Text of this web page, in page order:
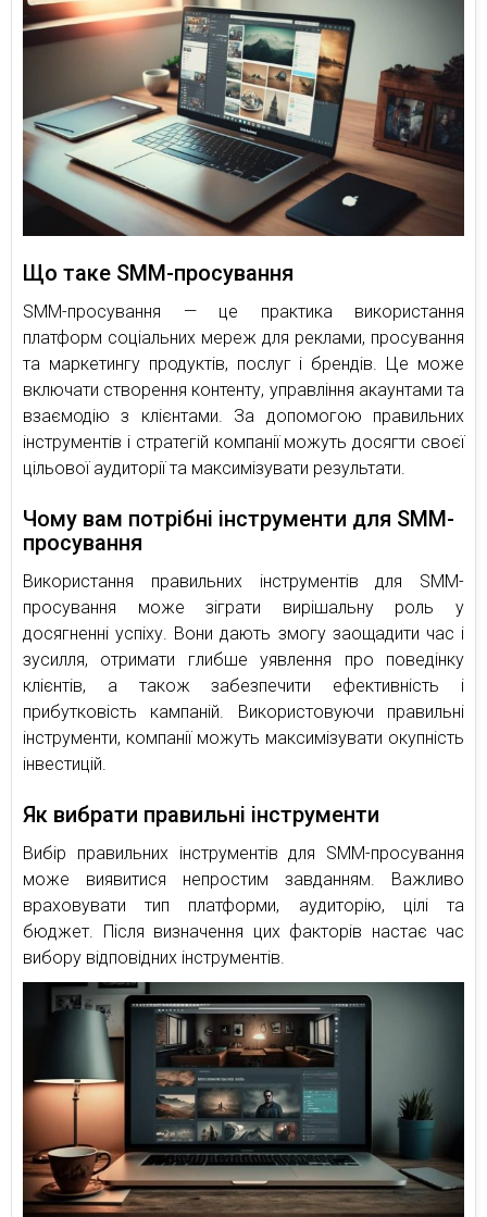
Що таке SMM-просування
SMM-просування — це практика використання
платформ соціальних мереж для реклами, просування
та маркетингу продуктів, послуг і брендів. Це може
включати створення контенту, управління акаунтами та
взаємодію з клієнтами. За допомогою правильних
інструментів і стратегій компанії можуть досягти своєї
цільової аудиторії та максимізувати результати.
Чому вам потрібні інструменти для SMM-
просування
Використання правильних інструментів для SMM-
просування може зіграти вирішальну роль у
досягненні успіху. Вони дають змогу заощадити час і
зусилля, отримати глибше уявлення про поведінку
клієнтів, а також забезпечити ефективність і
прибутковість кампаній. Використовуючи правильні
інструменти, компанії можуть максимізувати окупність
інвестицій.
Як вибрати правильні інструменти
Вибір правильних інструментів для SMM-просування
може виявитися непростим завданням. Важливо
враховувати тип платформи, аудиторію, цілі та
бюджет. Після визначення цих факторів настає час
вибору відповідних інструментів.